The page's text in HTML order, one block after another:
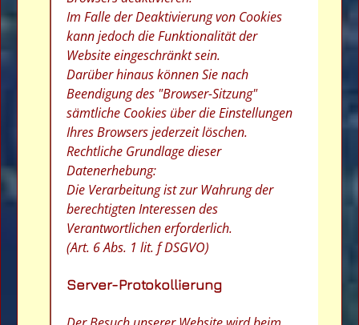
Im Falle der Deaktivierung von Cookies
kann jedoch die Funktionalität der
Website eingeschränkt sein.
Darüber hinaus können Sie nach
Beendigung des "Browser-Sitzung"
sämtliche Cookies über die Einstellungen
Ihres Browsers jederzeit löschen.
Rechtliche Grundlage dieser
Datenerhebung:
Die Verarbeitung ist zur Wahrung der
berechtigten Interessen des
Verantwortlichen erforderlich.
(Art. 6 Abs. 1 lit. f DSGVO)
Server-Protokollierung